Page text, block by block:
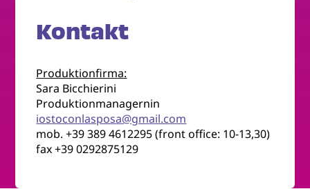
Kontakt
Produktionfirma:
Sara Bicchierini
Produktionmanagernin
iostoconlasposa@gmail.com
mob. +39 389 4612295 (front office: 10-13,30)
fax +39 0292875129